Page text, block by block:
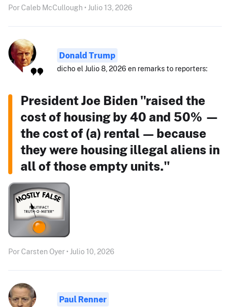
Por Caleb McCullough • Julio 13, 2026
Donald Trump
dicho el Julio 8, 2026 en remarks to reporters:
President Joe Biden "raised the
cost of housing by 40 and 50% —
the cost of (a) rental — because
they were housing illegal aliens in
all of those empty units."
Por Carsten Oyer • Julio 10, 2026
Paul Renner